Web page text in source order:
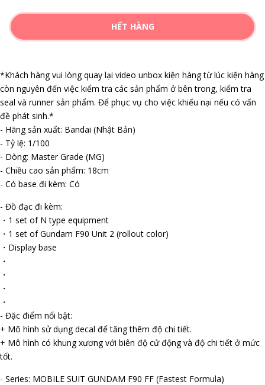
HẾT HÀNG
*Khách hàng vui lòng quay lại video unbox kiện hàng từ lúc kiện hàng
còn nguyên đến việc kiểm tra các sản phẩm ở bên trong, kiểm tra
seal và runner sản phẩm. Để phục vụ cho việc khiếu nại nếu có vấn
đề phát sinh.*
- Hãng sản xuất: Bandai (Nhật Bản)
- Tỷ lệ: 1/100
- Dòng: Master Grade (MG)
- Chiều cao sản phẩm: 18cm
- Có base đi kèm: Có
- Đồ đạc đi kèm:
・1 set of N type equipment
・1 set of Gundam F90 Unit 2 (rollout color)
・Display base
・
・
・
・
- Đặc điểm nổi bật:
+ Mô hình sử dụng decal để tăng thêm độ chi tiết.
+ Mô hình có khung xương với biên độ cử động và độ chi tiết ở mức
tốt.
- Series: MOBILE SUIT GUNDAM F90 FF (Fastest Formula)